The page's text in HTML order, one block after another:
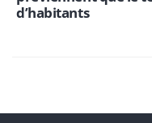
d’habitants